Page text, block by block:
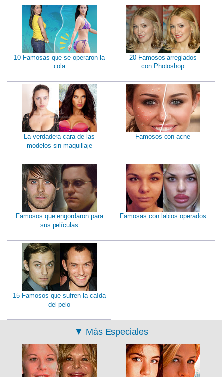
10 Famosas que se operaron la
cola
20 Famosos arreglados
con Photoshop
La verdadera cara de las
modelos sin maquillaje
Famosos con acne
Famosos que engordaron para
sus películas
Famosas con labios operados
15 Famosos que sufren la caída
del pelo
▼ Más Especiales